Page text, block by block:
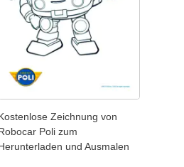
Zeichnung von
Poli zum
und Ausmalen